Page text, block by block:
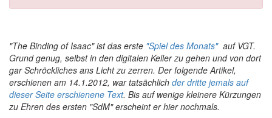
"The Binding of Isaac" ist das erste "Spiel des Monats"auf VGT.
Grund genug, selbst in den digitalen Keller zu gehen und von dort
gar Schröckliches ans Licht zu zerren. Der folgende Artikel,
erschienen am 14.1.2012, war tatsächlich der dritte jemals auf
dieser Seite erschienene Text. Bis auf wenige kleinere Kürzungen
zu Ehren des ersten "SdM" erscheint er hier nochmals.